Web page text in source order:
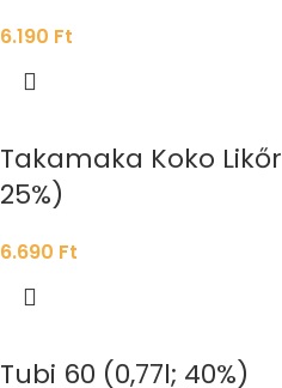
6.190 Ft
Takamaka Koko
25%)
6.690 Ft
Tubi 60 (0,77l; 40%)